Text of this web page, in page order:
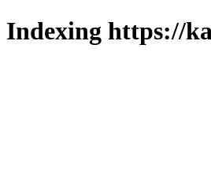
Indexing https://